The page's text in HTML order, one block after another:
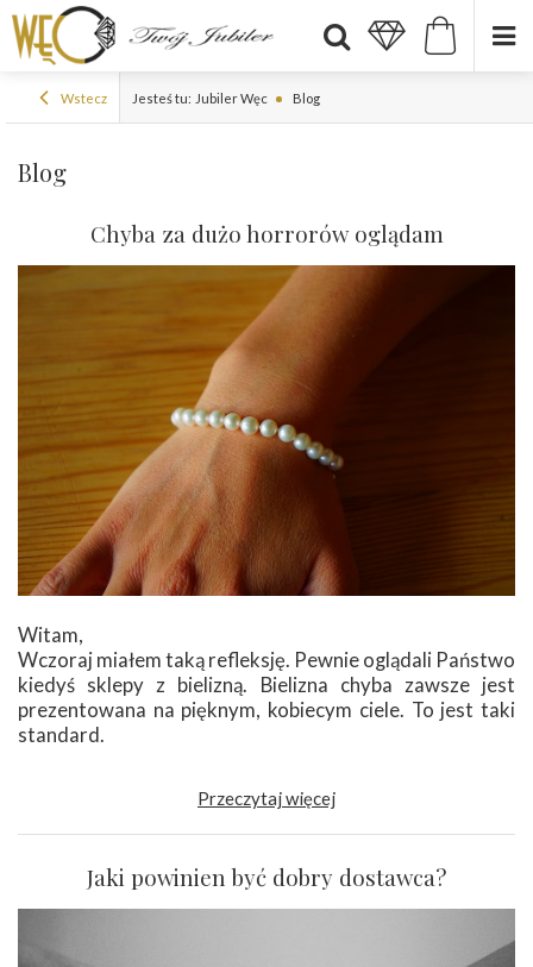
Wstecz Jesteś tu: Jubiler Węc Blog
Blog
Chyba za dużo horrorów oglądam
Witam,
Wczoraj miałem taką refleksję. Pewnie oglądali Państwo
kiedyś sklepy z bielizną. Bielizna chyba zawsze jest
prezentowana na pięknym, kobiecym ciele. To jest taki
standard.
Przeczytaj więcej
Jaki powinien być dobry dostawca?